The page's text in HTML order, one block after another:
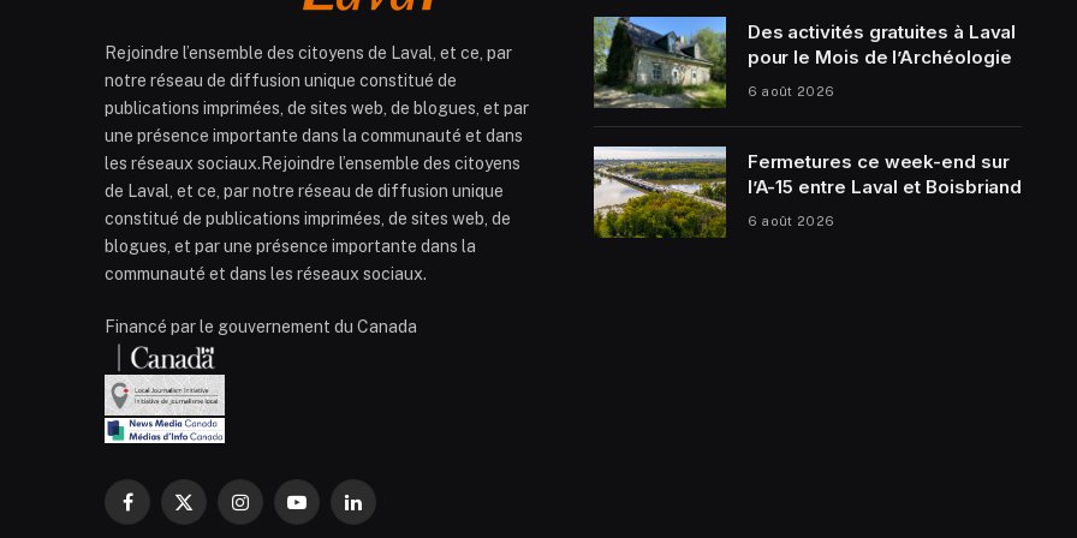
Rejoindre l’ensemble des citoyens de Laval, et ce, par
notre réseau de diffusion unique constitué de
publications imprimées, de sites web, de blogues, et par
une présence importante dans la communauté et dans
les réseaux sociaux.Rejoindre l’ensemble des citoyens
de Laval, et ce, par notre réseau de diffusion unique
constitué de publications imprimées, de sites web, de
blogues, et par une présence importante dans la
communauté et dans les réseaux sociaux.
Financé par le gouvernement du Canada
Facebook
X
InstagramYouTubeLinkedIn
Des activités gratuites à Laval
pour le Mois de l’Archéologie
6 août 2026
Fermetures ce week-end sur
l’A-15 entre Laval et Boisbriand
6 août 2026